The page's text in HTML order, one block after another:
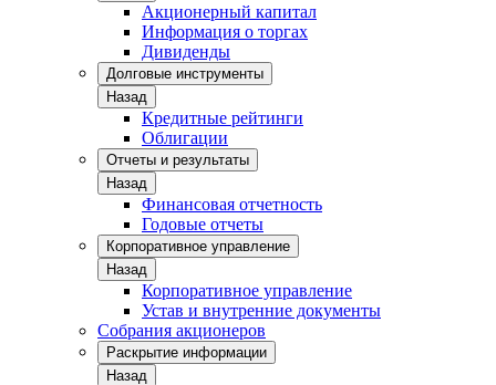
Акционерный капитал
Информация о торгах
Дивиденды
Долговые инструменты
Назад
Кредитные рейтинги
Облигации
Отчеты и результаты
Назад
Финансовая отчетность
Годовые отчеты
Корпоративное управление
Назад
Корпоративное управление
Устав и внутренние документы
Собрания акционеров
Раскрытие информации
Назад